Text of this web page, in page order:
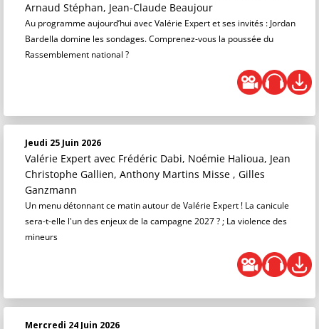
Arnaud Stéphan, Jean-Claude Beaujour
Au programme aujourd’hui avec Valérie Expert et ses invités : Jordan
Bardella domine les sondages. Comprenez-vous la poussée du
Rassemblement national ?
Jeudi 25 Juin 2026
Valérie Expert avec Frédéric Dabi, Noémie Halioua, Jean
Christophe Gallien, Anthony Martins Misse , Gilles
Ganzmann
Un menu détonnant ce matin autour de Valérie Expert ! La canicule
sera-t-elle l'un des enjeux de la campagne 2027 ? ; La violence des
mineurs
Mercredi 24 Juin 2026